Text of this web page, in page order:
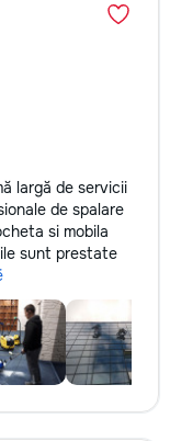
largă de servicii
de spalare
si mobila
sunt prestate